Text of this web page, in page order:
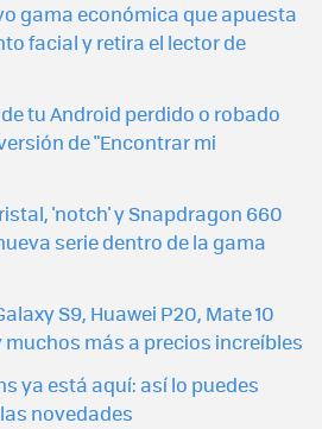
gama económica que apuesta
facial y retira el lector de
tu Android perdido o robado
de "Encontrar mi
'notch' y Snapdragon 660
serie dentro de la gama
S9, Huawei P20, Mate 10
muchos más a precios increíbles
ya está aquí: así lo puedes
novedades